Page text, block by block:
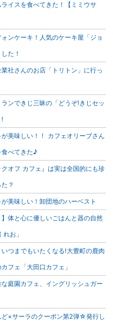
ライスを食べてきた！【ミミウサ
ンケーキ！人気のケーキ屋「ジョ
た！
社さんのお店「トリトン」に行っ
ンできじ三昧の「どうぞ!きじセッ
!
が美味しい！！ カフェオリーブさん
食べてきた♪
クオフ カフェ』は実は全国的にも珍
？
美味しい！卸団地のハーベスト
】体と心に優しいごはんと器の自然
お」
いつまでもいたくなる!大豊町の鹿肉
フェ「大田口カフェ」
庭園カフェ、イングリッシュガー
ど×サーラのクーポン第2弾☆発行し